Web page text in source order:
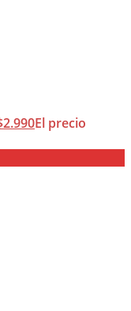
2.990El precio